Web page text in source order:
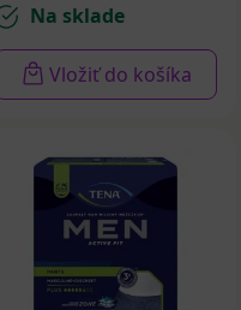
Na sklade
Vložiť do košíka